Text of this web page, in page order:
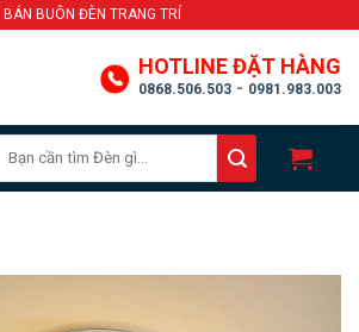
BÁN BUÔN ĐÈN TRANG TRÍ
HOTLINE ĐẶT HÀNG
0868.506.503 - 0981.983.003
for: